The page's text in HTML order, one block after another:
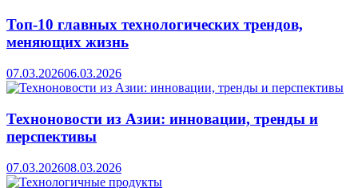
Топ-10 главных технологических трендов,
меняющих жизнь
07.03.202606.03.2026
Техноновости из Азии: инновации, тренды и
перспективы
07.03.202608.03.2026